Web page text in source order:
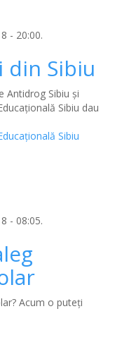
- 20:00.
din Sibiu
Antidrog Sibiu și
Sibiu dau
Sibiu
- 08:05.
Acum o puteți